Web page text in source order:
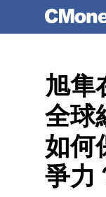
旭隼
全球
如何
爭力